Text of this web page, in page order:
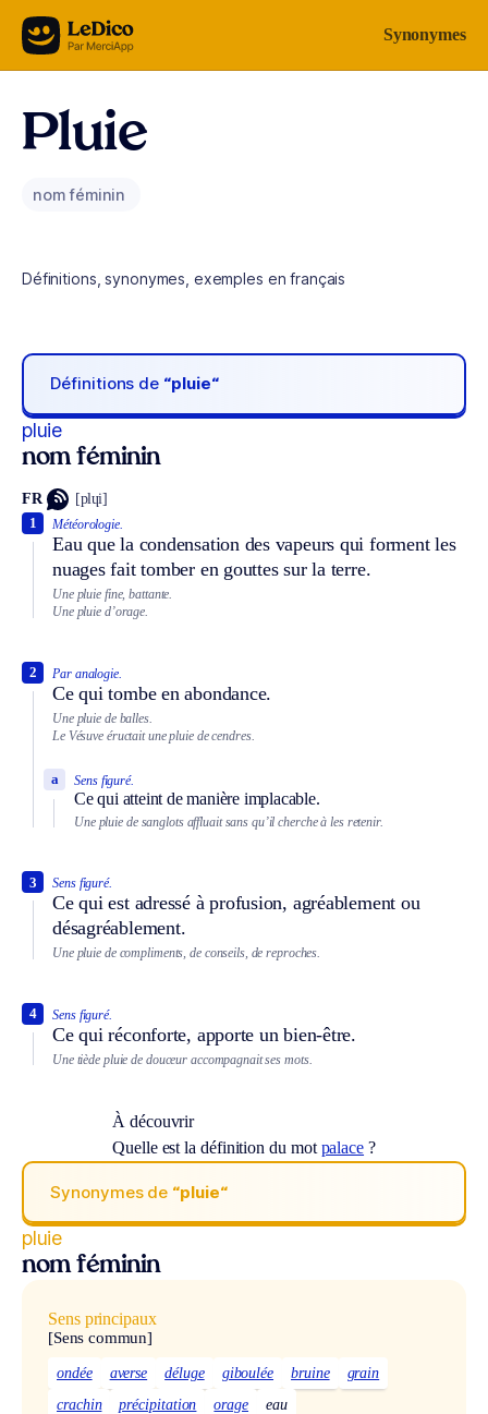
Aller au contenu Synonymes
Pluie
nom féminin
Définitions, synonymes, exemples en français
Définitions de “pluie“
pluie
nom féminin
FR [plɥi]
Météorologie.
Eau que la condensation des vapeurs qui forment les
nuages fait tomber en gouttes sur la terre.
1
Une pluie fine, battante.
Une pluie d’orage.
Par analogie.
Ce qui tombe en abondance.
2
Une pluie de balles.
Le Vésuve éructait une pluie de cendres.
Sens figuré.
Ce qui atteint de manière implacable.
a
Une pluie de sanglots affluait sans qu’il cherche à les retenir.
Sens figuré.
Ce qui est adressé à profusion, agréablement ou
désagréablement.
3
Une pluie de compliments, de conseils, de reproches.
Sens figuré.
Ce qui réconforte, apporte un bien-être.
4
Une tiède pluie de douceur accompagnait ses mots.
À découvrir
Quelle est la définition du mot palace ?
Synonymes de “pluie“
pluie
nom féminin
Sens principaux
[Sens commun]
ondée averse déluge giboulée bruine
grain
crachin
précipitation orage eau